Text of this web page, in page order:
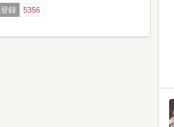
登録
5356